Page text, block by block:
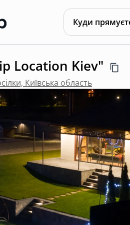
Куди
Location Kiev"
Київська область